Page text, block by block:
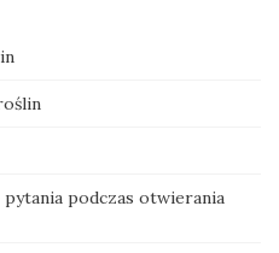
pytania podczas otwierania